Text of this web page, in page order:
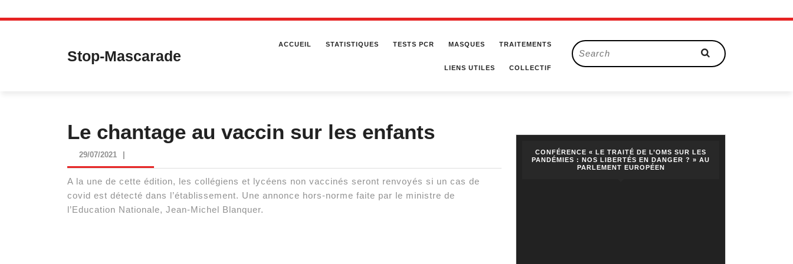
Skip
Stop-Mascarade
ACCUEIL STATISTIQUES TESTS PCR MASQUES TRAITEMENTS
LIENS UTILES COLLECTIF
Search
for:
Le chantage au vaccin sur les enfants
29/07/202129/07/2021
A la une de cette édition, les collégiens et lycéens non vaccinés seront renvoyés si un cas de
covid est détecté dans l’établissement. Une annonce hors-norme faite par le ministre de
l’Education Nationale, Jean-Michel Blanquer.
CONFÉRENCE « LE TRAITÉ DE L’OMS SUR LES
PANDÉMIES : NOS LIBERTÉS EN DANGER ? » AU
PARLEMENT EUROPÉEN